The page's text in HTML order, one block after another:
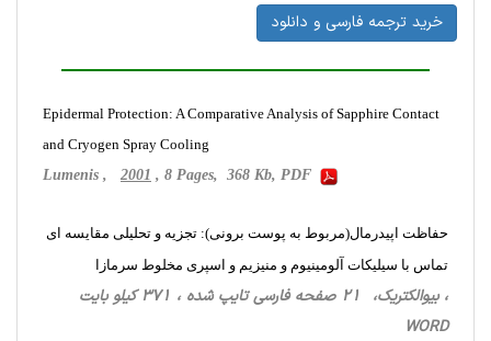
خرید ترجمه فارسی و دانلود
Epidermal Protection: A Comparative Analysis of Sapphire Contact
and Cryogen Spray Cooling
Lumenis , 2001 , 8 Pages, 368 Kb, PDF
حفاظت اپیدرمال(مربوط به پوست برونى): تجزیه و تحلیلی مقایسه ای
تماس با سيليکات آلومينيوم و منيزيم و اسپری مخلوط سرمازا
، بیوالکتریک، 21 صفحه فارسی تایپ شده ، 371 کیلو بایت
WORD